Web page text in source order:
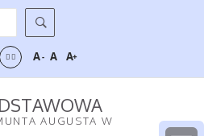
A- A A+
AUGUSTA W